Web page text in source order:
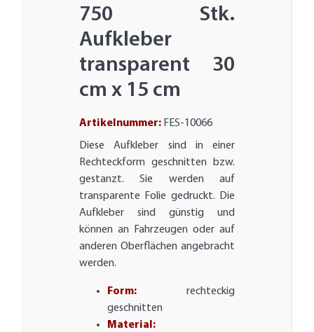
750 Stk.
Aufkleber
transparent 30
cm x 15 cm
Artikelnummer: FES-10066
Diese Aufkleber sind in einer
Rechteckform geschnitten bzw.
gestanzt. Sie werden auf
transparente Folie gedruckt. Die
Aufkleber sind günstig und
können an Fahrzeugen oder auf
anderen Oberflächen angebracht
werden.
Form: rechteckig
geschnitten
Material: